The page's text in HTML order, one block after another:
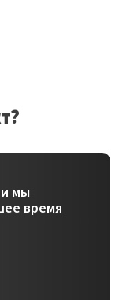
мы
время